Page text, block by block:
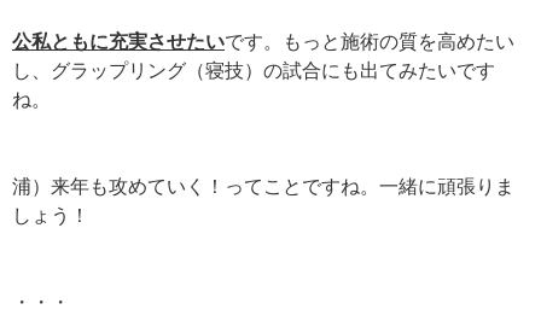
公私ともに充実させたいです。もっと施術の質を高めたい
し、グラップリング（寝技）の試合にも出てみたいです
ね。
浦）来年も攻めていく！ってことですね。一緒に頑張りま
しょう！
・・・